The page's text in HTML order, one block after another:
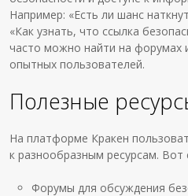
Например: «Есть ли шанс
«Как узнать, что ссылка
часто можно найти на форумах
опытных пользователей.
Полезные
На платформе Кракен
к разнообразным ресурсам. Вот
Форумы для обсуждения